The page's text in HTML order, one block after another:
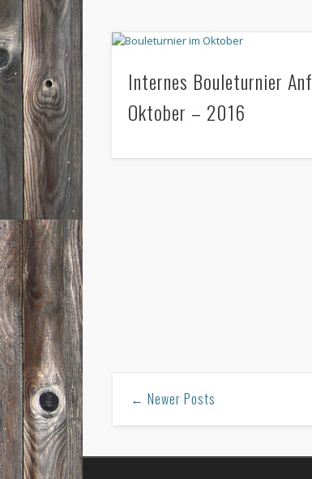
Internes Bouleturnier
Oktober – 2016
← Newer Posts